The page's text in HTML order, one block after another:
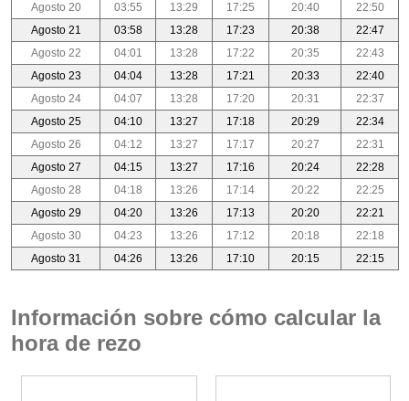
Agosto 20
03:55 13:29 17:25 20:40
22:50
Agosto 21
03:58 13:28 17:23 20:38
22:47
Agosto 22
04:01 13:28 17:22 20:35
22:43
Agosto 23
04:04 13:28 17:21 20:33
22:40
Agosto 24
04:07 13:28 17:20 20:31
22:37
Agosto 25
04:10 13:27 17:18 20:29
22:34
Agosto 26
04:12 13:27 17:17 20:27
22:31
Agosto 27
04:15 13:27 17:16 20:24
22:28
Agosto 28
04:18 13:26 17:14 20:22
22:25
Agosto 29
04:20 13:26 17:13 20:20
22:21
Agosto 30
04:23 13:26 17:12 20:18
22:18
Agosto 31
04:26 13:26 17:10 20:15 22:15
Información sobre cómo calcular la
hora de rezo